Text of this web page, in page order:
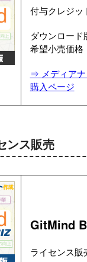
付与クレジッ
ダウンロード
希望小売価格
⇒ メディア
購入ページ
ンス販売
GitMind
ライセンス販